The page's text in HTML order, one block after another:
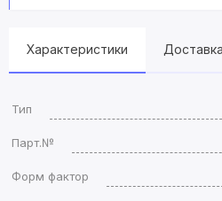
Характеристики
Тип
Парт.№
Форм фактор